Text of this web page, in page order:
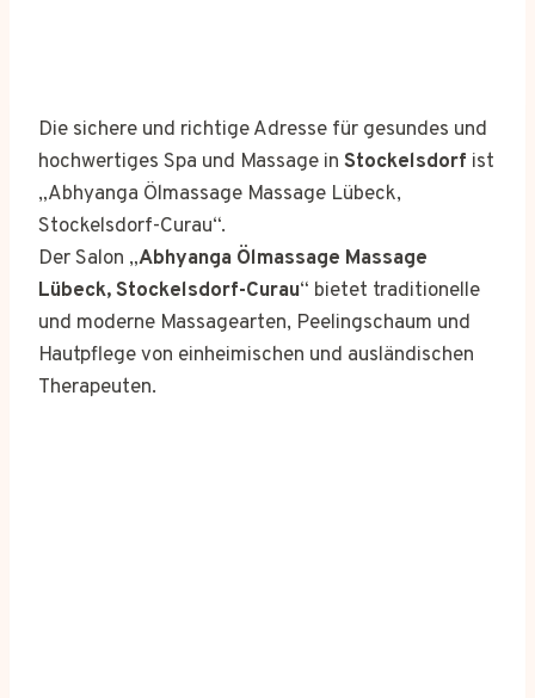
Die sichere und richtige Adresse für gesundes und
hochwertiges Spa und Massage in Stockelsdorf ist
„Abhyanga Ölmassage Massage Lübeck,
Stockelsdorf-Curau“.
Der Salon „Abhyanga Ölmassage Massage
Lübeck, Stockelsdorf-Curau“ bietet traditionelle
und moderne Massagearten, Peelingschaum und
Hautpflege von einheimischen und ausländischen
Therapeuten.